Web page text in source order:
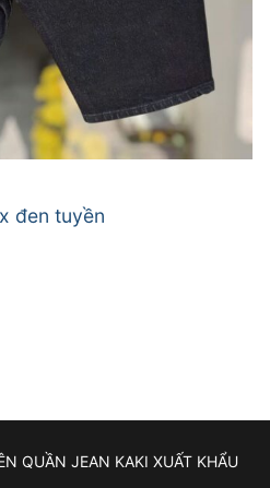
đen tuyền
QUẦN JEAN KAKI XUẤT KHẨU